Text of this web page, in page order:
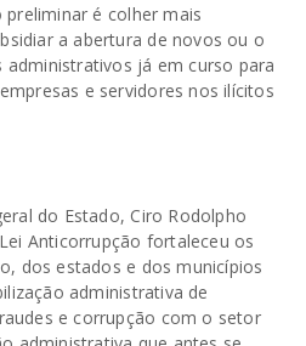
é colher mais
a abertura de novos ou o
já em curso para
e servidores nos ilícitos
do Estado, Ciro Rodolpho
Anticorrupção fortaleceu os
dos estados e dos municípios
administrativa de
e corrupção com o setor